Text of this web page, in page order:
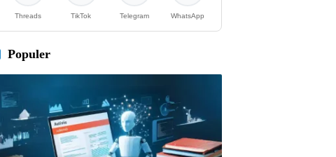
Threads TikTok Telegram WhatsApp
Populer